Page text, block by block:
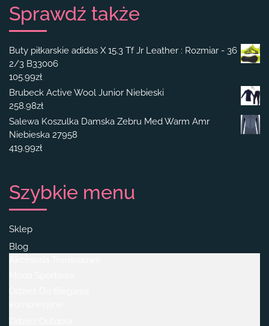
Sprawdź także
Buty piłkarskie adidas X 15.3 Tf Jr Leather : Rozmiar - 36
2/3 B33006
105.99zł
Brubeck Active Wool Junior Niebieski
258.98zł
Salewa Koszulka Damska Zebru Med Warm Amr
Niebieska 27958
419.99zł
Szybkie menu
Sklep
Blog